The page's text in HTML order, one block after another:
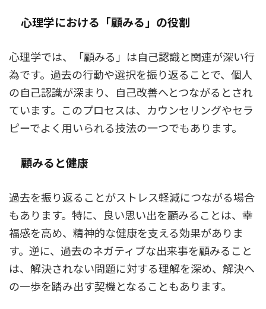
心理学における「顧みる」の役割
心理学では、「顧みる」は自己認識と関連が深い行
為です。過去の行動や選択を振り返ることで、個人
の自己認識が深まり、自己改善へとつながるとされ
ています。このプロセスは、カウンセリングやセラ
ピーでよく用いられる技法の一つでもあります。
顧みると健康
過去を振り返ることがストレス軽減につながる場合
もあります。特に、良い思い出を顧みることは、幸
福感を高め、精神的な健康を支える効果がありま
す。逆に、過去のネガティブな出来事を顧みること
は、解決されない問題に対する理解を深め、解決へ
の一歩を踏み出す契機となることもあります。